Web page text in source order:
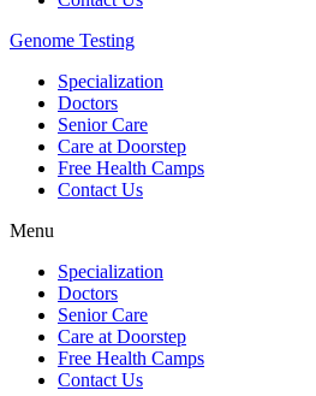
Genome Testing
Specialization
Doctors
Senior Care
Care at Doorstep
Free Health Camps
Contact Us
Menu
Specialization
Doctors
Senior Care
Care at Doorstep
Free Health Camps
Contact Us